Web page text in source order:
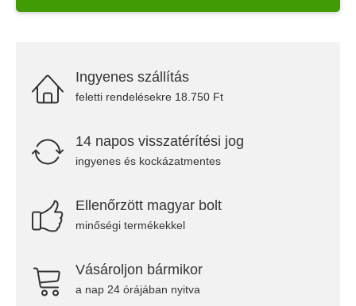
Ingyenes szállítás
feletti rendelésekre 18.750 Ft
14 napos visszatérítési jog
ingyenes és kockázatmentes
Ellenőrzött magyar bolt
minőségi termékekkel
Vásároljon bármikor
a nap 24 órájában nyitva